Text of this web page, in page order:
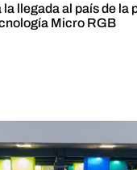
llegada al país de la
Micro RGB